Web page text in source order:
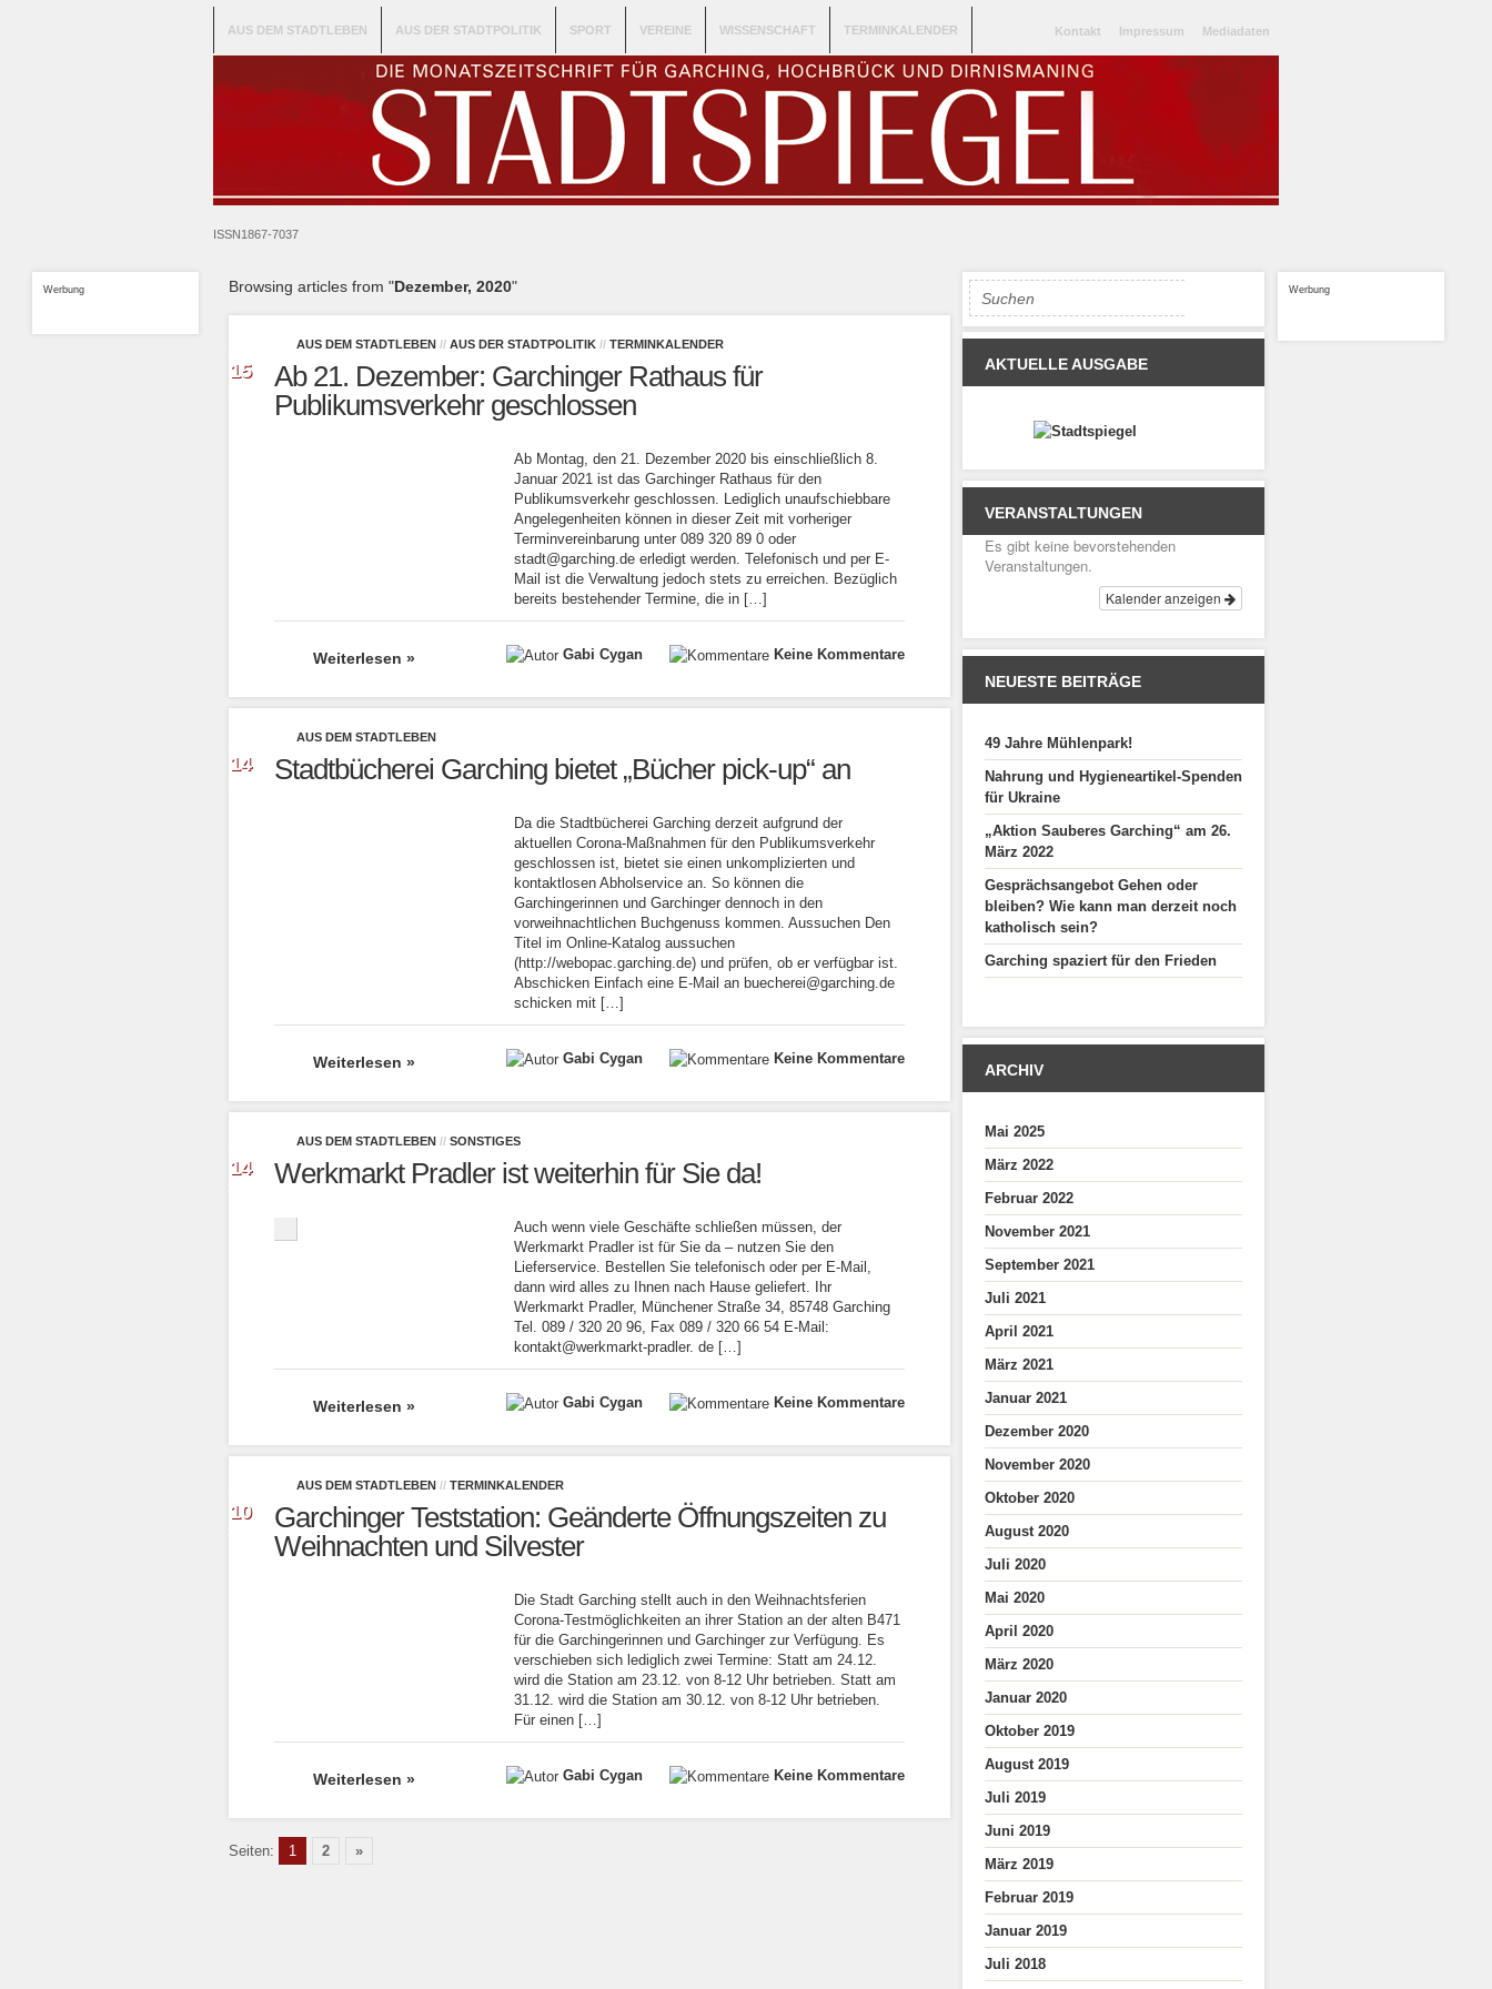
ISSN1867-7037
AUS DEM STADTLEBEN AUS DER STADTPOLITIK SPORT VEREINE WISSENSCHAFT TERMINKALENDER Kontakt Impressum Mediadaten
Browsing articles from "Dezember, 2020"
15
AUS DEM STADTLEBEN // AUS DER STADTPOLITIK // TERMINKALENDER
Ab 21. Dezember: Garchinger Rathaus für
Publikumsverkehr geschlossen
Ab Montag, den 21. Dezember 2020 bis einschließlich 8.
Januar 2021 ist das Garchinger Rathaus für den
Publikumsverkehr geschlossen. Lediglich unaufschiebbare
Angelegenheiten können in dieser Zeit mit vorheriger
Terminvereinbarung unter 089 320 89 0 oder
stadt@garching.de erledigt werden. Telefonisch und per E-
Mail ist die Verwaltung jedoch stets zu erreichen. Bezüglich
bereits bestehender Termine, die in […]
Weiterlesen » Gabi Cygan Keine Kommentare
14
AUS DEM STADTLEBEN
Stadtbücherei Garching bietet „Bücher pick-up“ an
Da die Stadtbücherei Garching derzeit aufgrund der
aktuellen Corona-Maßnahmen für den Publikumsverkehr
geschlossen ist, bietet sie einen unkomplizierten und
kontaktlosen Abholservice an. So können die
Garchingerinnen und Garchinger dennoch in den
vorweihnachtlichen Buchgenuss kommen. Aussuchen Den
Titel im Online-Katalog aussuchen
(http://webopac.garching.de) und prüfen, ob er verfügbar ist.
Abschicken Einfach eine E-Mail an buecherei@garching.de
schicken mit […]
Weiterlesen » Gabi Cygan Keine Kommentare
14
AUS DEM STADTLEBEN // SONSTIGES
Werkmarkt Pradler ist weiterhin für Sie da!
Auch wenn viele Geschäfte schließen müssen, der
Werkmarkt Pradler ist für Sie da – nutzen Sie den
Lieferservice. Bestellen Sie telefonisch oder per E-Mail,
dann wird alles zu Ihnen nach Hause geliefert. Ihr
Werkmarkt Pradler, Münchener Straße 34, 85748 Garching
Tel. 089 / 320 20 96, Fax 089 / 320 66 54 E-Mail:
kontakt@werkmarkt-pradler. de […]
Weiterlesen » Gabi Cygan Keine Kommentare
10
AUS DEM STADTLEBEN // TERMINKALENDER
Garchinger Teststation: Geänderte Öffnungszeiten zu
Weihnachten und Silvester
Die Stadt Garching stellt auch in den Weihnachtsferien
Corona-Testmöglichkeiten an ihrer Station an der alten B471
für die Garchingerinnen und Garchinger zur Verfügung. Es
verschieben sich lediglich zwei Termine: Statt am 24.12.
wird die Station am 23.12. von 8-12 Uhr betrieben. Statt am
31.12. wird die Station am 30.12. von 8-12 Uhr betrieben.
Für einen […]
Weiterlesen » Gabi Cygan Keine Kommentare
Seiten: 1 2 »
AKTUELLE AUSGABE
VERANSTALTUNGEN
Es gibt keine bevorstehenden
Veranstaltungen.
Kalender anzeigen
NEUESTE BEITRÄGE
49 Jahre Mühlenpark!
Nahrung und Hygieneartikel-Spenden
für Ukraine
„Aktion Sauberes Garching“ am 26.
März 2022
Gesprächsangebot Gehen oder
bleiben? Wie kann man derzeit noch
katholisch sein?
Garching spaziert für den Frieden
ARCHIV
Mai 2025
März 2022
Februar 2022
November 2021
September 2021
Juli 2021
April 2021
März 2021
Januar 2021
Dezember 2020
November 2020
Oktober 2020
August 2020
Juli 2020
Mai 2020
April 2020
März 2020
Januar 2020
Oktober 2019
August 2019
Juli 2019
Juni 2019
März 2019
Februar 2019
Januar 2019
Juli 2018
Werbung
Werbung